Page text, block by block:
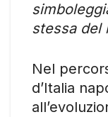
stessa del
Nel
d’Italia